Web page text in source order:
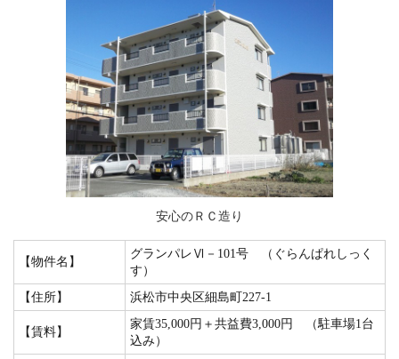
安心のＲＣ造り
【物件名】
グランパレⅥ－101号 （ぐらんぱれしっく
す）
【住所】
浜松市中央区細島町227-1
【賃料】
家賃35,000円＋共益費3,000円 （駐車場1台
込み）